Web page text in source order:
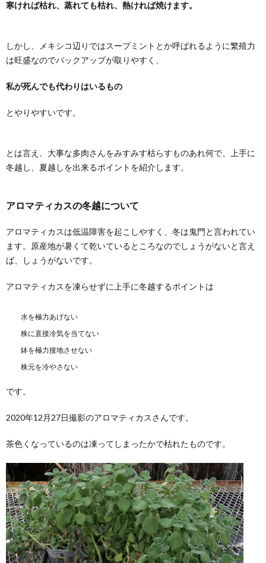
寒ければ枯れ、蒸れても枯れ、熱ければ焼けます。
しかし、メキシコ辺りではスープミントとか呼ばれるように繁殖力
は旺盛なのでバックアップが取りやすく、
私が死んでも代わりはいるもの
とやりやすいです。
とは言え、大事な多肉さんをみすみす枯らすものあれ何で、上手に
冬越し、夏越しを出来るポイントを紹介します。
アロマティカスの冬越について
アロマティカスは低温障害を起こしやすく、冬は鬼門と言われてい
ます。原産地が暑くて乾いているところなのでしょうがないと言え
ば、しょうがないです。
アロマティカスを凍らせずに上手に冬越するポイントは
水を極力あげない
株に直接冷気を当てない
鉢を極力接地させない
株元を冷やさない
です。
2020年12月27日撮影のアロマティカスさんです。
茶色くなっているのは凍ってしまったかで枯れたものです。